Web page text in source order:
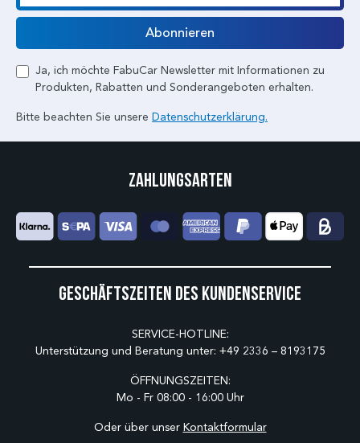
E-Mail
Abonnieren
Ja, ich möchte FabuCar Newsletter mit Informationen zu
Produkten, Rabatten und Sonderangeboten erhalten.
Bitte beachten Sie unsere Datenschutzerklärung.
Geschäftszeiten des Kundenservice
SERVICE-HOTLINE:
Unterstützung und Beratung unter: +49 2336 – 8193175
ÖFFNUNGSZEITEN:
Mo - Fr 08:00 - 16:00 Uhr
Oder über unser Kontaktformular
Zahlungsarten